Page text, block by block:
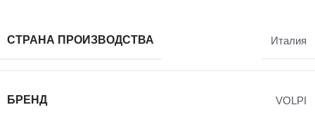
СТРАНА ПРОИЗВОДСТВА Италия
БРЕНД VOLPI